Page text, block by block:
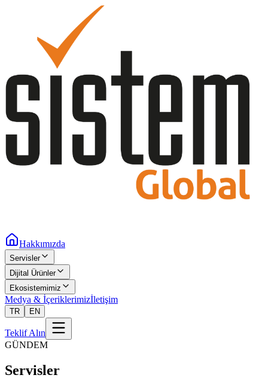
Hakkımızda
Servisler
Dijital Ürünler
Ekosistemimiz
Medya & İçeriklerimizİletişim
TR EN
Teklif Alın
GÜNDEM
Servisler